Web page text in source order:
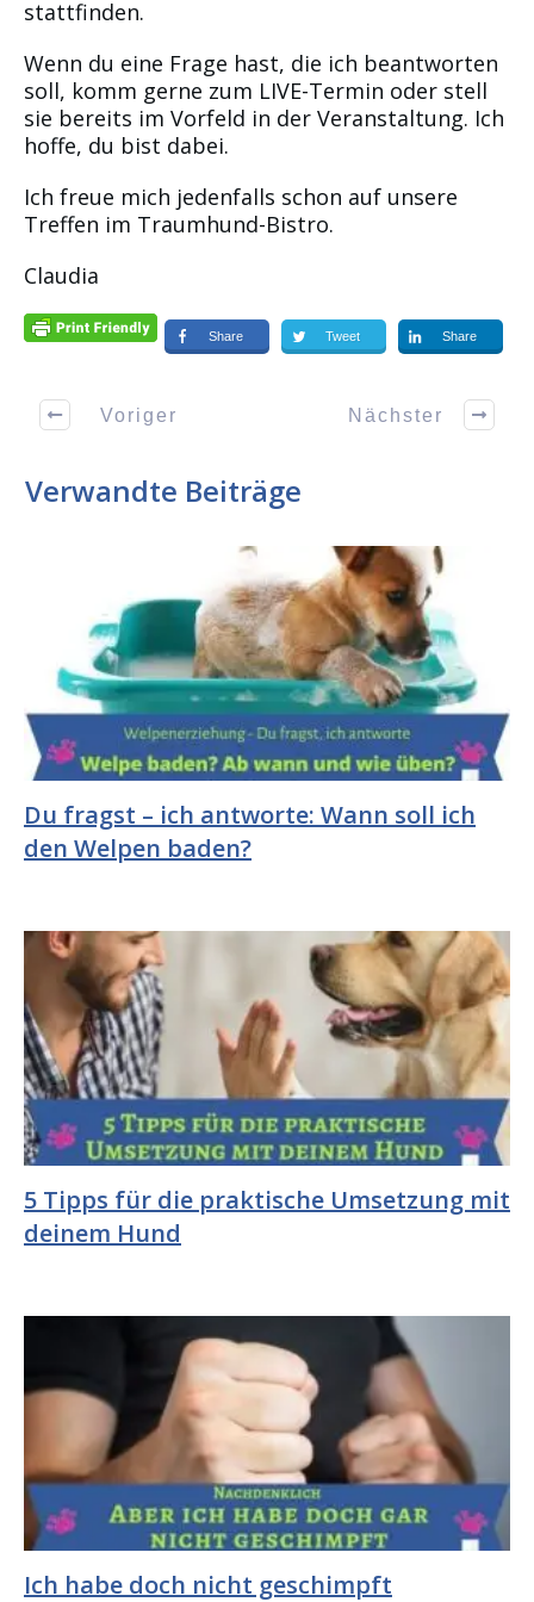
stattfinden.
Wenn du eine Frage hast, die ich beantworten
soll, komm gerne zum LIVE-Termin oder stell
sie bereits im Vorfeld in der Veranstaltung. Ich
hoffe, du bist dabei.
Ich freue mich jedenfalls schon auf unsere
Treffen im Traumhund-Bistro.
Claudia
Share Tweet Share
Voriger Nächster
Verwandte Beiträge
Du fragst – ich antworte: Wann soll ich
den Welpen baden?
5 Tipps für die praktische Umsetzung mit
deinem Hund
Ich habe doch nicht geschimpft